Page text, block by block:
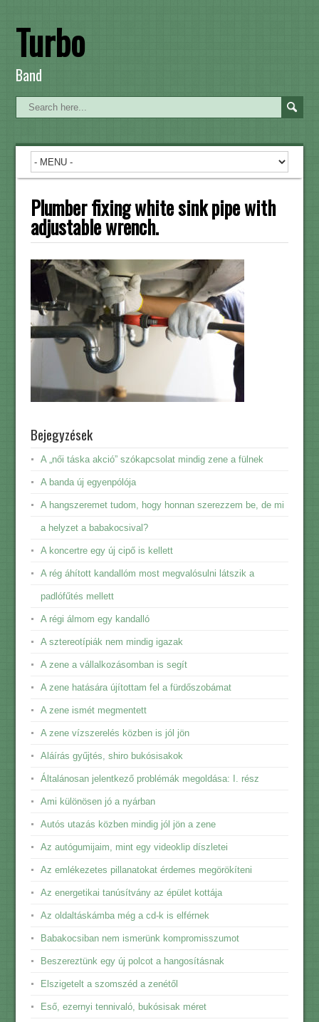
Turbo
Band
Plumber fixing white sink pipe with
adjustable wrench.
Bejegyzések
A „női táska akció” szókapcsolat mindig zene a fülnek
A banda új egyenpólója
A hangszeremet tudom, hogy honnan szerezzem be, de mi
a helyzet a babakocsival?
A koncertre egy új cipő is kellett
A rég áhított kandallóm most megvalósulni látszik a
padlófűtés mellett
A régi álmom egy kandalló
A sztereotípiák nem mindig igazak
A zene a vállalkozásomban is segít
A zene hatására újítottam fel a fürdőszobámat
A zene ismét megmentett
A zene vízszerelés közben is jól jön
Aláírás gyűjtés, shiro bukósisakok
Általánosan jelentkező problémák megoldása: I. rész
Ami különösen jó a nyárban
Autós utazás közben mindig jól jön a zene
Az autógumijaim, mint egy videoklip díszletei
Az emlékezetes pillanatokat érdemes megörökíteni
Az energetikai tanúsítvány az épület kottája
Az oldaltáskámba még a cd-k is elférnek
Babakocsiban nem ismerünk kompromisszumot
Beszereztünk egy új polcot a hangosításnak
Elszigetelt a szomszéd a zenétől
Eső, ezernyi tennivaló, bukósisak méret